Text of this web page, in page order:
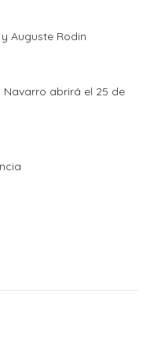
Auguste Rodin
abrirá el 25 de